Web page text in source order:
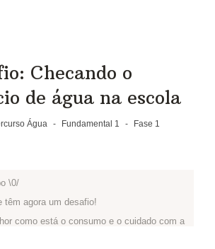
Checando o
de água na escola
Água - Fundamental 1 - Fase 1
\0/
têm agora um desafio!
como está o consumo e o cuidado com a